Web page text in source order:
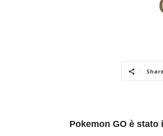
Pokemon GO è